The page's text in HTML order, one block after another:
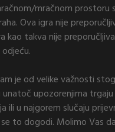
mračnom prostoru
Ova igra nije
takva nije
je od velike važnosti
upozorenjima
ili u najgorem slučaju
to dogodi. Molimo Vas